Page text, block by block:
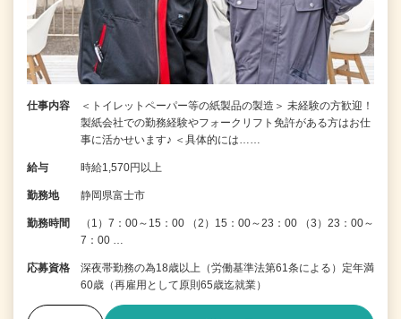
仕事内容
＜トイレットペーパー等の紙製品の製造＞ 未経験の方歓迎！
製紙会社での勤務経験やフォークリフト免許がある方はお仕
事に活かせいます♪ ＜具体的には……
給与 時給1,570円以上
勤務地 静岡県富士市
勤務時間
（1）7：00～15：00 （2）15：00～23：00 （3）23：00～
7：00 …
応募資格
深夜帯勤務の為18歳以上（労働基準法第61条による）定年満
60歳（再雇用として原則65歳迄就業）